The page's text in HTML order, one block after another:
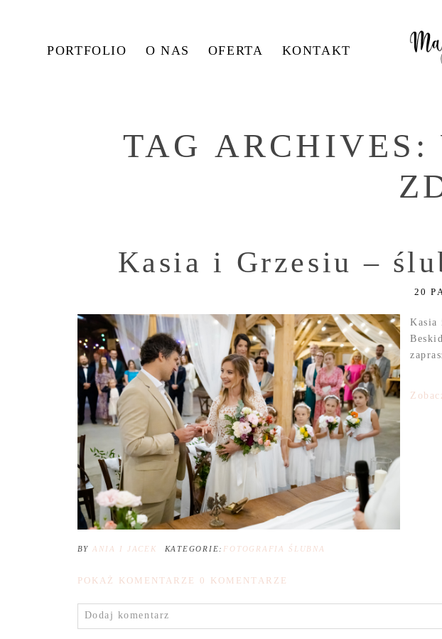
PORTFOLIO O NAS OFERTA KONTAKT
TAG ARCHIVES:
Kasia i Grzesiu –
20
Kasia
BY ANIA I JACEK KATEGORIE: FOTOGRAFIA ŚLUBNA
POKAŻ KOMENTARZE 0 KOMENTARZE
Dodaj komentarz